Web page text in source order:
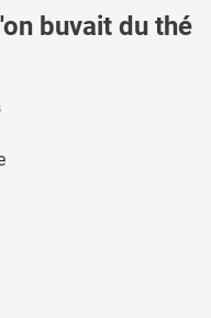
buvait du thé